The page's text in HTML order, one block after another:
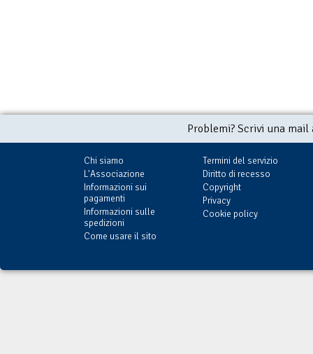
Problemi? Scrivi una
Chi siamo
L'Associazione
Informazioni sui
pagamenti
Informazioni sulle
spedizioni
Come usare il sito
Termini del servizio
Diritto di recesso
Copyright
Privacy
Cookie policy